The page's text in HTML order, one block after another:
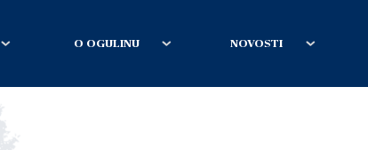
O OGULINU NOVOSTI